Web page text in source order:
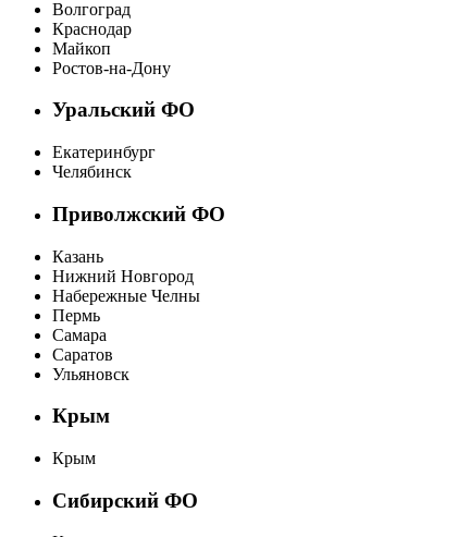
Волгоград
Краснодар
Майкоп
Ростов-на-Дону
Уральский ФО
Екатеринбург
Челябинск
Приволжский ФО
Казань
Нижний Новгород
Набережные Челны
Пермь
Самара
Саратов
Ульяновск
Крым
Крым
Сибирский ФО